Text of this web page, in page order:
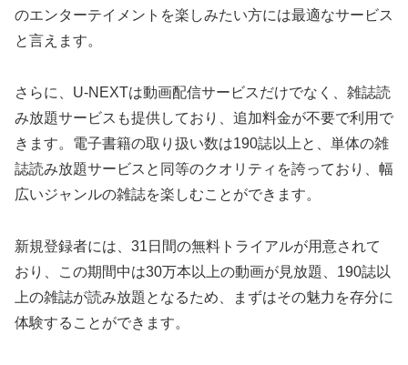
のエンターテイメントを楽しみたい方には最適なサービス
と言えます。
さらに、U-NEXTは動画配信サービスだけでなく、雑誌読
み放題サービスも提供しており、追加料金が不要で利用で
きます。電子書籍の取り扱い数は190誌以上と、単体の雑
誌読み放題サービスと同等のクオリティを誇っており、幅
広いジャンルの雑誌を楽しむことができます。
新規登録者には、31日間の無料トライアルが用意されて
おり、この期間中は30万本以上の動画が見放題、190誌以
上の雑誌が読み放題となるため、まずはその魅力を存分に
体験することができます。